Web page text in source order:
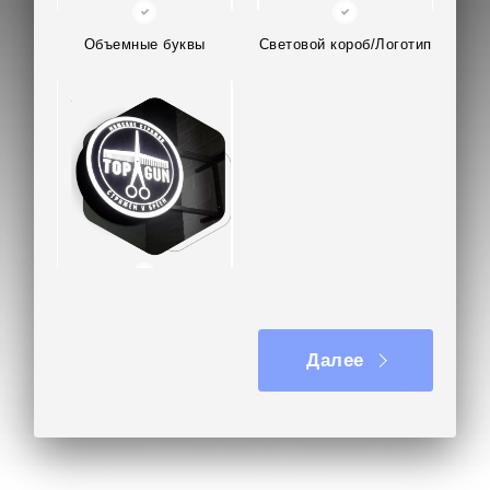
также светит ярко, крепление надёжно держит
панели.
панели магнетик – 3 года, расчёт стоимости
панелей за 1 день, возможность быстрой замены
рекламных постеров.
Отправьте ваш проект световой панели магнетик
или задайте любой вопрос на почту
Объемные буквы Световой короб/Логотип
Далее